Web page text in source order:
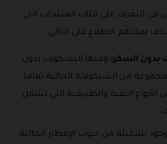
في التعرف على فئات المنتجات التي
يمكنهم الاطلاع على التالي:
السكر: ومنها البسكويت بدون
من الشيكولاته الخالية تماما
النقية والطبيعية التي تشمل
وجود تشكيلة من حبوب الإفطار الخالية